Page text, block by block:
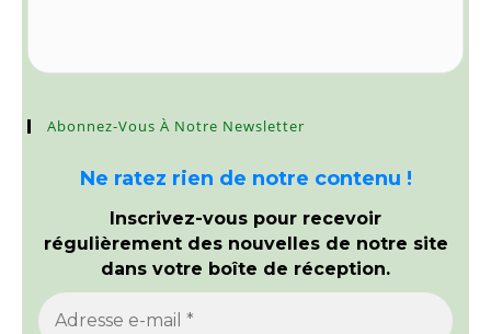
Abonnez-Vous À Notre Newsletter
Ne ratez rien de notre contenu !
Inscrivez-vous pour recevoir
régulièrement des nouvelles de notre site
dans votre boîte de réception.